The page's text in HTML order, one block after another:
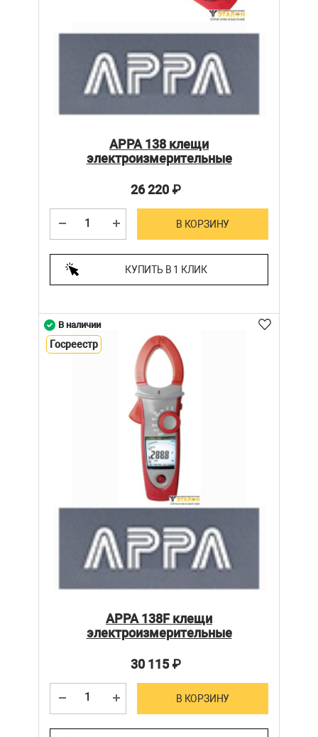
APPA 138 клещи
электроизмерительные
26 220₽
В КОРЗИНУ
КУПИТЬ В 1 КЛИК
APPA 138F клещи
электроизмерительные
30 115₽
В КОРЗИНУ
В наличии
Госреестр